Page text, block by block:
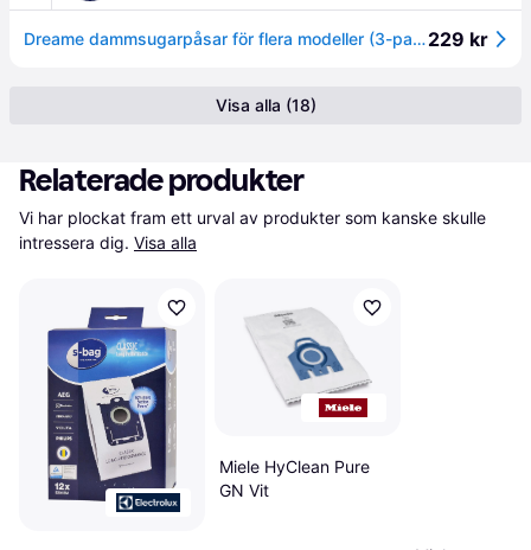
Dreame dammsugarpåsar för flera modeller (3-pack)229 kr
Visa alla (18)
Relaterade produkter
Vi har plockat fram ett urval av produkter som kanske skulle
intressera dig. Visa alla
Miele HyClean Pure
GN Vit